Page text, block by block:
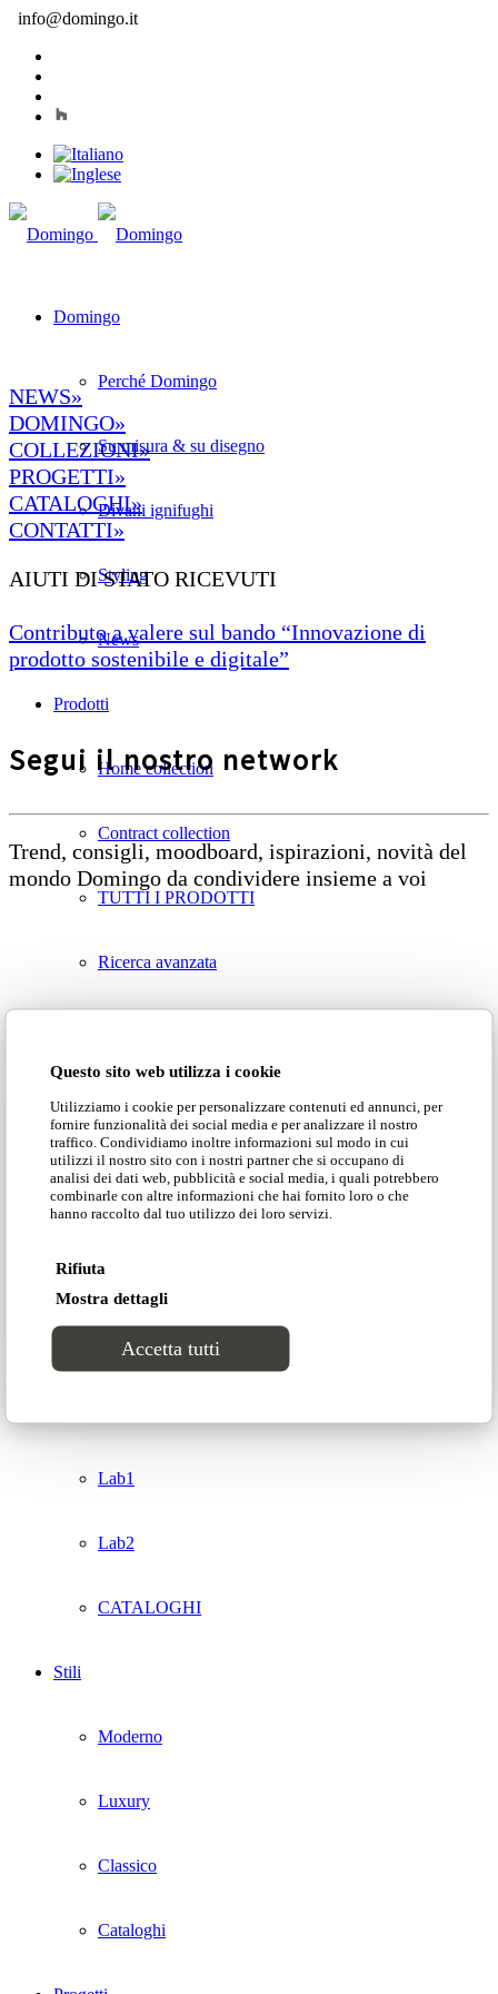
Questo sito web utilizza i cookie
Utilizziamo i cookie per personalizzare contenuti ed annunci, per
fornire funzionalità dei social media e per analizzare il nostro
traffico. Condividiamo inoltre informazioni sul modo in cui
utilizzi il nostro sito con i nostri partner che si occupano di
analisi dei dati web, pubblicità e social media, i quali potrebbero
combinarle con altre informazioni che hai fornito loro o che
hanno raccolto dal tuo utilizzo dei loro servizi.
Rifiuta
Mostra dettagli
Accetta tutti
info@domingo.it
Domingo
Perché Domingo
Su misura & su disegno
Divani ignifughi
Styling
News
Prodotti
Home collection
Contract collection
TUTTI I PRODOTTI
Ricerca avanzata
Groove
Tracks
Sweet dreams
Lab1
Lab2
CATALOGHI
Stili
Moderno
Luxury
Classico
Cataloghi
NEWS»
DOMINGO»
COLLEZIONI»
PROGETTI»
CATALOGHI»
CONTATTI»
AIUTI DI STATO RICEVUTI
Contributo a valere sul bando “Innovazione di
prodotto sostenibile e digitale”
Segui il nostro network
Trend, consigli, moodboard, ispirazioni, novità del
mondo Domingo da condividere insieme a voi
Domingo Salotti S.r.l. Str. della Romagna, 285 –
61121 Pesaro (PU) Italia
© Domingo | P. IVA 00165000415
Privacy Policy